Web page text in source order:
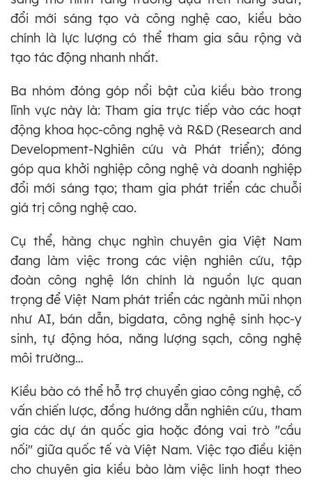
đổi mới sáng tạo và công nghệ cao, kiều bào
chính là lực lượng có thể tham gia sâu rộng và
tạo tác động nhanh nhất.
Ba nhóm đóng góp nổi bật của kiều bào trong
lĩnh vực này là: Tham gia trực tiếp vào các hoạt
động khoa học-công nghệ và R&D (Research and
Development-Nghiên cứu và Phát triển); đóng
góp qua khởi nghiệp công nghệ và doanh nghiệp
đổi mới sáng tạo; tham gia phát triển các chuỗi
giá trị công nghệ cao.
Cụ thể, hàng chục nghìn chuyên gia Việt Nam
đang làm việc trong các viện nghiên cứu, tập
đoàn công nghệ lớn chính là nguồn lực quan
trọng để Việt Nam phát triển các ngành mũi nhọn
như AI, bán dẫn, bigdata, công nghệ sinh học-y
sinh, tự động hóa, năng lượng sạch, công nghệ
môi trường…
Kiều bào có thể hỗ trợ chuyển giao công nghệ, cố
vấn chiến lược, đồng hướng dẫn nghiên cứu, tham
gia các dự án quốc gia hoặc đóng vai trò "cầu
nối" giữa quốc tế và Việt Nam. Việc tạo điều kiện
cho chuyên gia kiều bào làm việc linh hoạt theo